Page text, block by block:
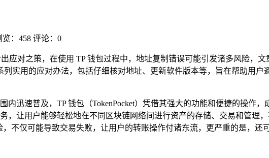
览：458 评论：0
应对之策，在使用 TP 钱包过程中，地址复制错误可能引发诸多风险，
实用的应对办法，包括仔细核对地址、更新软件版本等，旨在帮助用户
迅速普及，TP 钱包（TokenPocket）凭借其强大的功能和便捷的操作，
，让用户能够轻松地在不同区块链网络间进行资产的存储、交易和管理
不仅可能导致交易失败，让用户的转账操作付诸东流，更严重的是，还